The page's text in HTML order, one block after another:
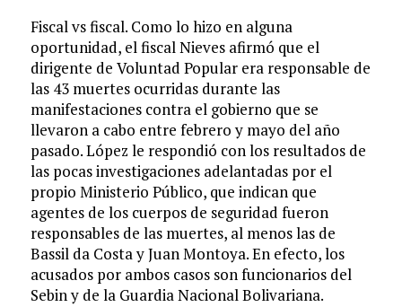
Fiscal vs fiscal. Como lo hizo en alguna
oportunidad, el fiscal Nieves afirmó que el
dirigente de Voluntad Popular era responsable de
las 43 muertes ocurridas durante las
manifestaciones contra el gobierno que se
llevaron a cabo entre febrero y mayo del año
pasado. López le respondió con los resultados de
las pocas investigaciones adelantadas por el
propio Ministerio Público, que indican que
agentes de los cuerpos de seguridad fueron
responsables de las muertes, al menos las de
Bassil da Costa y Juan Montoya. En efecto, los
acusados por ambos casos son funcionarios del
Sebin y de la Guardia Nacional Bolivariana.